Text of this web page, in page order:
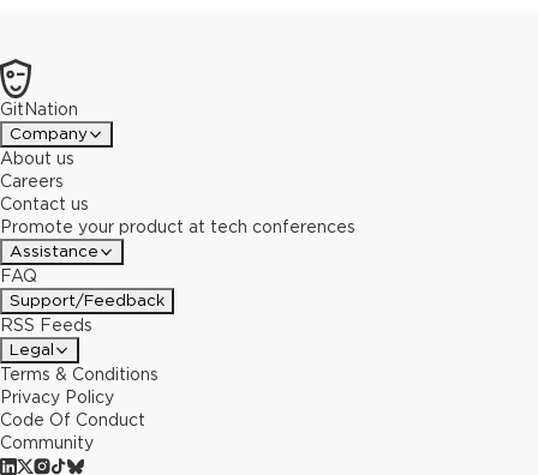
GitNation
Company
About us
Careers
Contact us
Promote your product at tech conferences
Assistance
FAQ
Support/Feedback
RSS Feeds
Legal
Terms & Conditions
Privacy Policy
Code Of Conduct
Community